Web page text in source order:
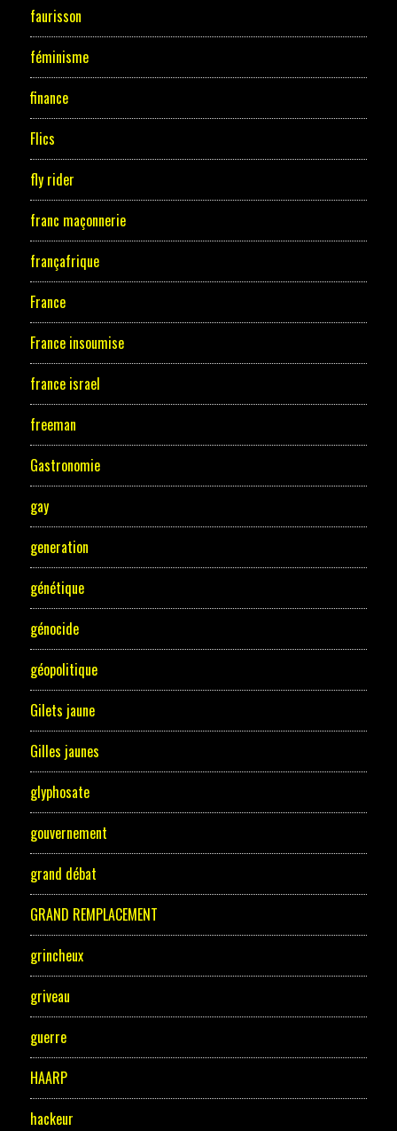
faurisson
féminisme
finance
Flics
fly rider
franc maçonnerie
françafrique
France
France insoumise
france israel
freeman
Gastronomie
gay
generation
génétique
génocide
géopolitique
Gilets jaune
Gilles jaunes
glyphosate
gouvernement
grand débat
GRAND REMPLACEMENT
grincheux
griveau
guerre
HAARP
hackeur